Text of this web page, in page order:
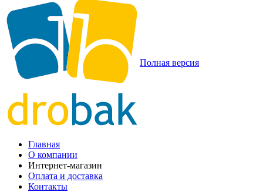
Полная версия
Главная
О компании
Интернет-магазин
Оплата и доставка
Контакты